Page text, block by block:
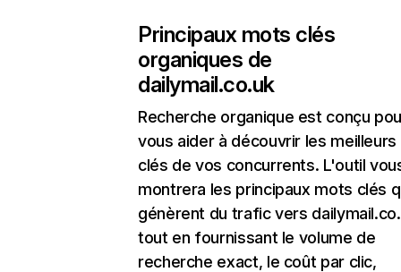
Principaux mots clés
organiques de
dailymail.co.uk
Recherche organique est conçu
vous aider à découvrir les
clés de vos concurrents. L'outil
montrera les principaux mots clés
génèrent du trafic vers
tout en fournissant le volume de
recherche exact, le coût par clic,